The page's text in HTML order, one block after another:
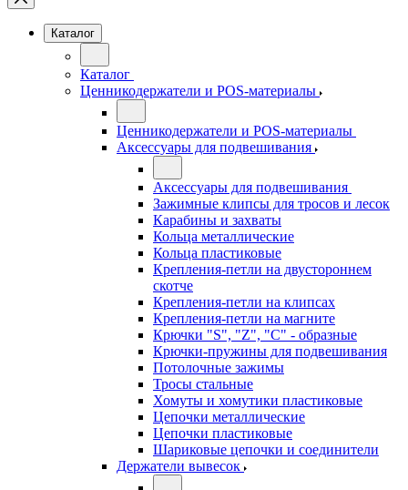
Каталог
Каталог
Ценникодержатели и POS-материалы
Ценникодержатели и POS-материалы
Аксессуары для подвешивания
Аксессуары для подвешивания
Зажимные клипсы для тросов и лесок
Карабины и захваты
Кольца металлические
Кольца пластиковые
Крепления-петли на двустороннем
скотче
Крепления-петли на клипсах
Крепления-петли на магните
Крючки "S", "Z", "C" - образные
Крючки-пружины для подвешивания
Потолочные зажимы
Тросы стальные
Хомуты и хомутики пластиковые
Цепочки металлические
Цепочки пластиковые
Шариковые цепочки и соединители
Держатели вывесок